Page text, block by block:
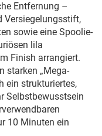
Entfernung –
Versiegelungsstift,
sowie eine Spoolie-
lila
Finish arrangiert.
starken „Mega-
ein strukturiertes,
Selbstbewusstsein
10 Minuten ein